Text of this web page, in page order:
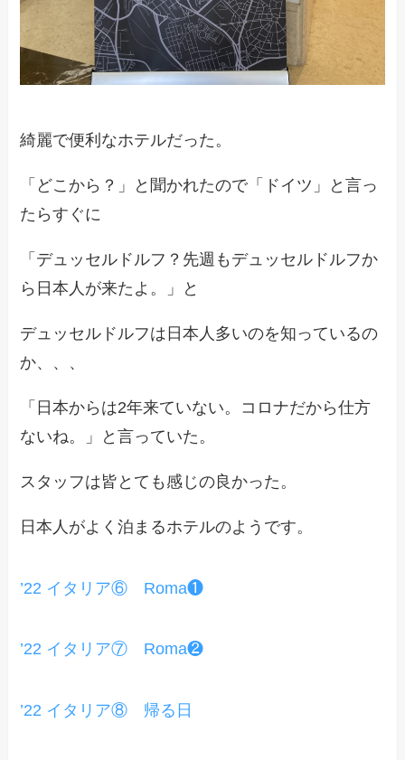
綺麗で便利なホテルだった。
「どこから？」と聞かれたので「ドイツ」と言っ
たらすぐに
「デュッセルドルフ？先週もデュッセルドルフか
ら日本人が来たよ。」と
デュッセルドルフは日本人多いのを知っているの
か、、、
「日本からは2年来ていない。コロナだから仕方
ないね。」と言っていた。
スタッフは皆とても感じの良かった。
日本人がよく泊まるホテルのようです。
’22 イタリア⑥ Roma❶
’22 イタリア⑦ Roma❷
’22 イタリア⑧ 帰る日